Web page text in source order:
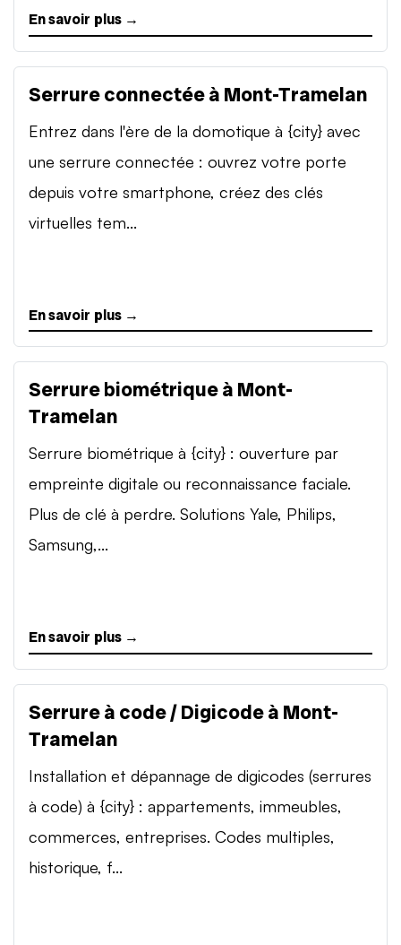
En savoir plus →
Serrure connectée à Mont-Tramelan
Entrez dans l'ère de la domotique à {city} avec
une serrure connectée : ouvrez votre porte
depuis votre smartphone, créez des clés
virtuelles tem...
En savoir plus →
Serrure biométrique à Mont-
Tramelan
Serrure biométrique à {city} : ouverture par
empreinte digitale ou reconnaissance faciale.
Plus de clé à perdre. Solutions Yale, Philips,
Samsung,...
En savoir plus →
Serrure à code / Digicode à Mont-
Tramelan
Installation et dépannage de digicodes (serrures
à code) à {city} : appartements, immeubles,
commerces, entreprises. Codes multiples,
historique, f...